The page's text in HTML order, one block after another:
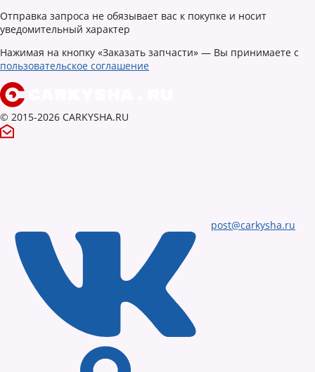
Отправка запроса не обязывает вас к покупке и носит
уведомительный характер
Нажимая на кнопку «Заказать запчасти» — Вы принимаете с
пользовательское соглашение
© 2015-2026 CARKYSHA.RU
post@carkysha.ru